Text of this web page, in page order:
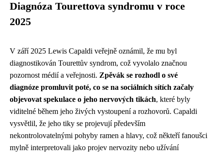
Diagnóza Tourettova syndromu v roce
2025
V září 2025 Lewis Capaldi veřejně oznámil, že mu byl
diagnostikován Tourettův syndrom, což vyvolalo značnou
pozornost médií a veřejnosti. Zpěvák se rozhodl o své
diagnóze promluvit poté, co se na sociálních sítích začaly
objevovat spekulace o jeho nervových tikách, které byly
viditelné během jeho živých vystoupení a rozhovorů. Capaldi
vysvětlil, že jeho tiky se projevují především
nekontrolovatelnými pohyby ramen a hlavy, což někteří fanoušci
mylně interpretovali jako projev nervozity nebo užívání